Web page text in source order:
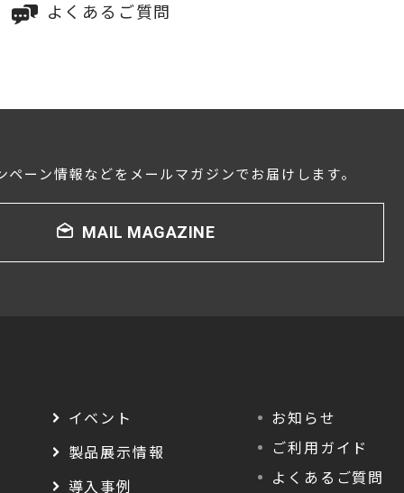
よくあるご質問
ペーン情報などをメールマガジンでお届けします。
MAIL MAGAZINE
イベント
製品展示情報
導入事例
お知らせ
ご利用ガイド
よくあるご質問